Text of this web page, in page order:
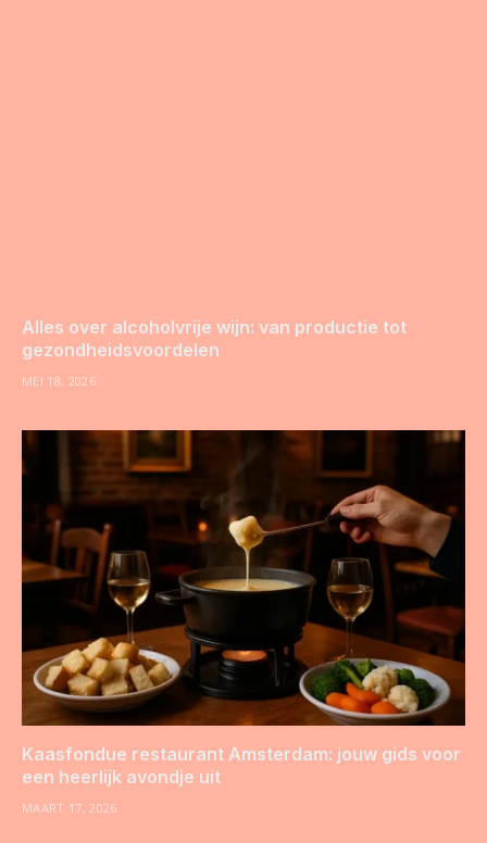
Alles over alcoholvrije wijn: van productie tot
gezondheidsvoordelen
MEI 18, 2026
Kaasfondue restaurant Amsterdam: jouw gids voor
een heerlijk avondje uit
MAART 17, 2026